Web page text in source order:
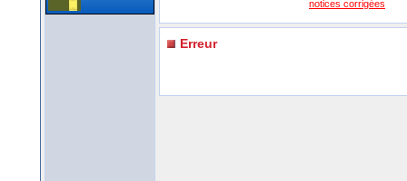
notices corrigées
Erreur